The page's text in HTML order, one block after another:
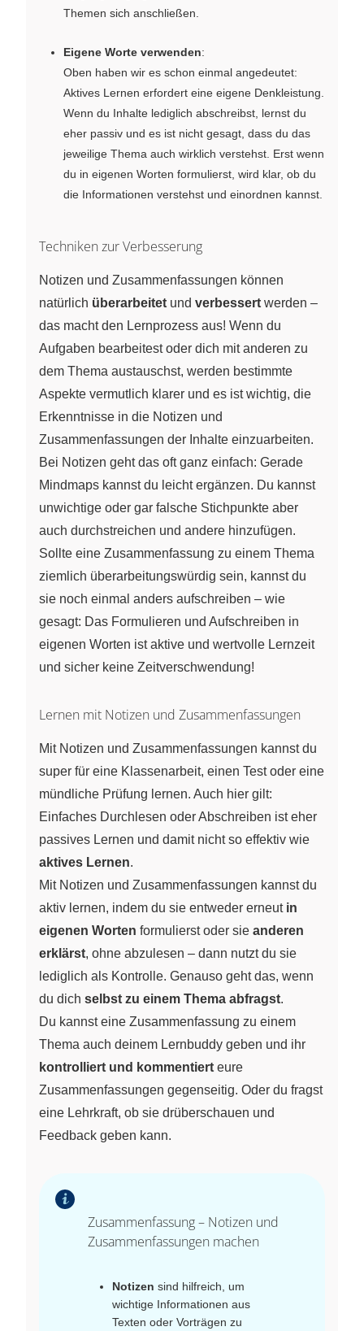
Themen sich anschließen.
Eigene Worte verwenden:
Oben haben wir es schon einmal angedeutet:
Aktives Lernen erfordert eine eigene Denkleistung.
Wenn du Inhalte lediglich abschreibst, lernst du
eher passiv und es ist nicht gesagt, dass du das
jeweilige Thema auch wirklich verstehst. Erst wenn
du in eigenen Worten formulierst, wird klar, ob du
die Informationen verstehst und einordnen kannst.
Techniken zur Verbesserung
Notizen und Zusammenfassungen können
natürlich überarbeitet und verbessert werden –
das macht den Lernprozess aus! Wenn du
Aufgaben bearbeitest oder dich mit anderen zu
dem Thema austauschst, werden bestimmte
Aspekte vermutlich klarer und es ist wichtig, die
Erkenntnisse in die Notizen und
Zusammenfassungen der Inhalte einzuarbeiten.
Bei Notizen geht das oft ganz einfach: Gerade
Mindmaps kannst du leicht ergänzen. Du kannst
unwichtige oder gar falsche Stichpunkte aber
auch durchstreichen und andere hinzufügen.
Sollte eine Zusammenfassung zu einem Thema
ziemlich überarbeitungswürdig sein, kannst du
sie noch einmal anders aufschreiben – wie
gesagt: Das Formulieren und Aufschreiben in
eigenen Worten ist aktive und wertvolle Lernzeit
und sicher keine Zeitverschwendung!
Lernen mit Notizen und Zusammenfassungen
Mit Notizen und Zusammenfassungen kannst du
super für eine Klassenarbeit, einen Test oder eine
mündliche Prüfung lernen. Auch hier gilt:
Einfaches Durchlesen oder Abschreiben ist eher
passives Lernen und damit nicht so effektiv wie
aktives Lernen.
Mit Notizen und Zusammenfassungen kannst du
aktiv lernen, indem du sie entweder erneut in
eigenen Worten formulierst oder sie anderen
erklärst, ohne abzulesen – dann nutzt du sie
lediglich als Kontrolle. Genauso geht das, wenn
du dich selbst zu einem Thema abfragst.
Du kannst eine Zusammenfassung zu einem
Thema auch deinem Lernbuddy geben und ihr
kontrolliert und kommentiert eure
Zusammenfassungen gegenseitig. Oder du fragst
eine Lehrkraft, ob sie drüberschauen und
Feedback geben kann.
Zusammenfassung – Notizen und
Zusammenfassungen machen
Notizen sind hilfreich, um
wichtige Informationen aus
Texten oder Vorträgen zu